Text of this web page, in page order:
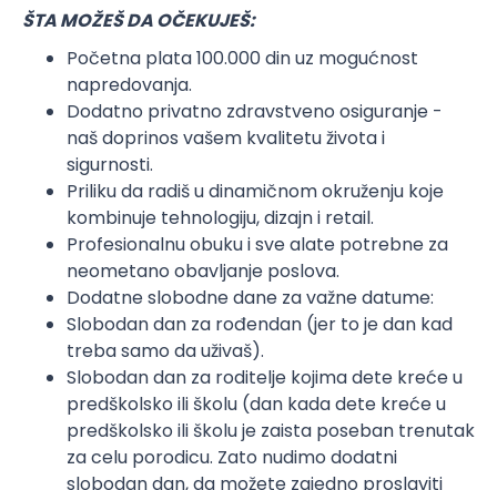
ŠTA MOŽEŠ DA OČEKUJEŠ:
Početna plata 100.000 din uz mogućnost
napredovanja.
Dodatno privatno zdravstveno osiguranje -
naš doprinos vašem kvalitetu života i
sigurnosti.
Priliku da radiš u dinamičnom okruženju koje
kombinuje tehnologiju, dizajn i retail.
Profesionalnu obuku i sve alate potrebne za
neometano obavljanje poslova.
Dodatne slobodne dane za važne datume:
Slobodan dan za rođendan (jer to je dan kad
treba samo da uživaš).
Slobodan dan za roditelje kojima dete kreće u
predškolsko ili školu (dan kada dete kreće u
predškolsko ili školu je zaista poseban trenutak
za celu porodicu. Zato nudimo dodatni
slobodan dan, da možete zajedno proslaviti